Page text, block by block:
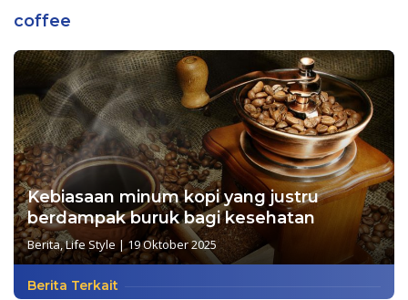
Telkom
coffee
Kebiasaan minum kopi yang justru
berdampak buruk bagi kesehatan
Berita,Life Style |19 Oktober 2025
Berita Terkait